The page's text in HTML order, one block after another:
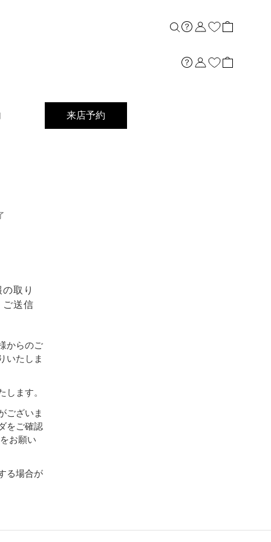
店舗案内
来店予約
取り
ご送信
からのご
いたしま
します。
ございま
をご確認
お願い
る場合が